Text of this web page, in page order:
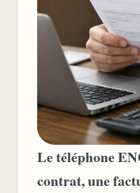
Le téléphone
contrat, une